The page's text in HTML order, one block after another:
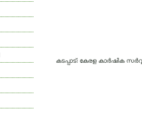
കടപ്പാട്: കേരള കാര്‍ഷിക